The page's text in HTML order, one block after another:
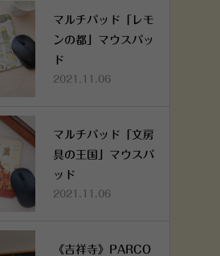
マルチパッド「レモ
ンの都」マウスパッ
ド
2021.11.06
マルチパッド「文房
具の王国」マウスパ
ッド
2021.11.06
《吉祥寺》PARCO